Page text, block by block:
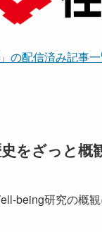
の配信済み記事
をざっと概
being研究の概観